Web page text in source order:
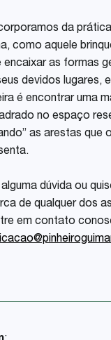
da
como aquele
encaixar as formas
devidos lugares,
é encontrar uma
no espaço
as arestas que
dúvida ou
de qualquer dos
em contato